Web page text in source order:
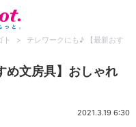
ト >
テレワークにも♪ 【最新おす
め文房具】おしゃれ
2021.3.19 6:30